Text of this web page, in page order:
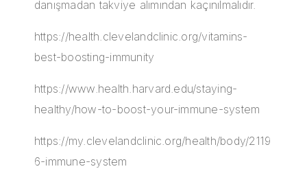
danışmadan takviye alımından kaçınılmalıdır.
https://health.clevelandclinic.org/vitamins-
best-boosting-immunity
https://www.health.harvard.edu/staying-
healthy/how-to-boost-your-immune-system
https://my.clevelandclinic.org/health/body/2119
6-immune-system